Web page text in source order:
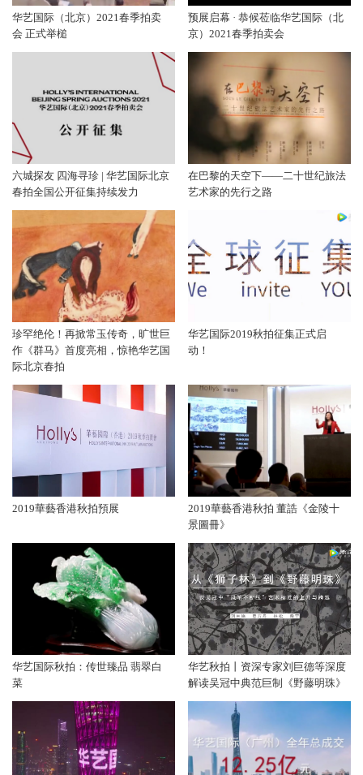
华艺国际（北京）2021春季拍卖
会 正式举槌
预展启幕 · 恭候莅临华艺国际（北
京）2021春季拍卖会
六城探友 四海寻珍 | 华艺国际北京
春拍全国公开征集持续发力
在巴黎的天空下——二十世纪旅法
艺术家的先行之路
珍罕绝伦！再掀常玉传奇，旷世巨
作《群马》首度亮相，惊艳华艺国
际北京春拍
华艺国际2019秋拍征集正式启
动！
2019華藝香港秋拍預展
2019華藝香港秋拍 董誥《金陵十
景圖冊》
华艺国际秋拍：传世臻品 翡翠白
菜
华艺秋拍丨资深专家刘巨德等深度
解读吴冠中典范巨制《野藤明珠》